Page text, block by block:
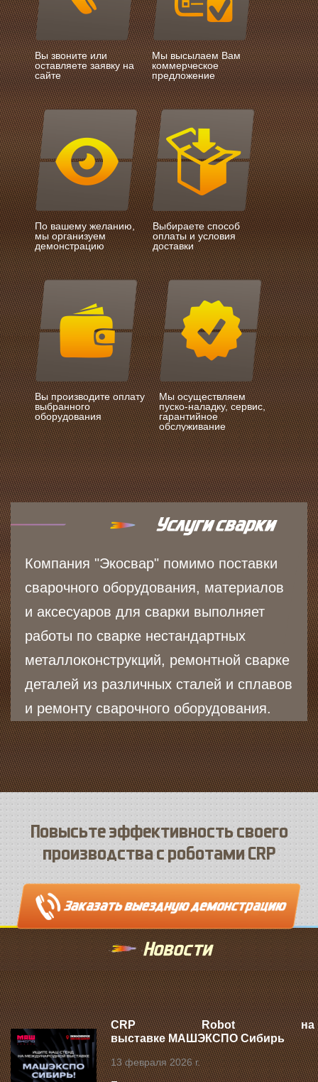
Вы звоните или
оставляете заявку на
сайте
Мы высылаем Вам
коммерческое
предложение
По вашему желанию,
мы организуем
демонстрацию
Выбираете способ
оплаты и условия
доставки
Вы производите оплату
выбранного
оборудования
Мы осуществляем
пуско-наладку, сервис,
гарантийное
обслуживание
Компания "Экосвар" помимо поставки
сварочного оборудования, материалов
и аксесуаров для сварки выполняет
работы по сварке нестандартных
металлоконструкций, ремонтной сварке
деталей из различных сталей и сплавов
и ремонту сварочного оборудования.
Повысьте эффективность своего
производства с роботами CRP
Новости
CRP Robot на
выставке МАШЭКСПО Сибирь
13 февраля 2026 г.